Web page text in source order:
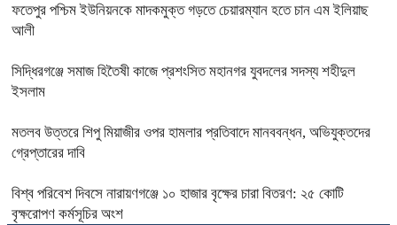
ফতেপুর পশ্চিম ইউনিয়নকে মাদকমুক্ত গড়তে চেয়ারম্যান হতে চান এম ইলিয়াছ
আলী
সিদ্ধিরগঞ্জে‌ সমাজ হিতৈষী কাজে প্রশংসিত মহানগর যুবদলের সদস্য শহীদুল
ইসলাম
মতলব উত্তরে শিপু মিয়াজীর ওপর হামলার প্রতিবাদে মানববন্ধন, অভিযুক্তদের
গ্রেপ্তারের দাবি
বিশ্ব পরিবেশ দিবসে নারায়ণগঞ্জে ১০ হাজার বৃক্ষের চারা বিতরণ: ২৫ কোটি
বৃক্ষরোপণ কর্মসূচির অংশ